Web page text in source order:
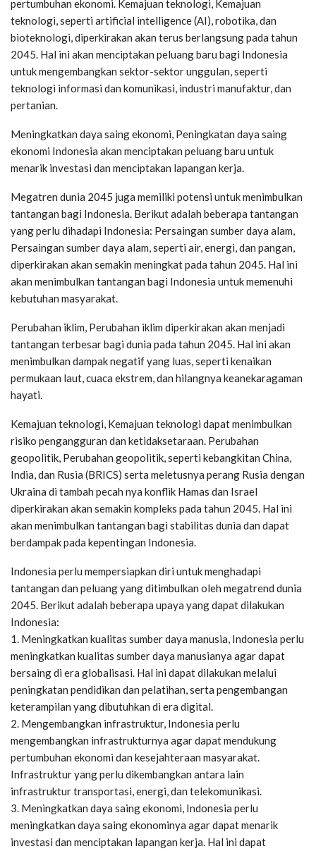
pertumbuhan ekonomi. Kemajuan teknologi, Kemajuan
teknologi, seperti artificial intelligence (AI), robotika, dan
bioteknologi, diperkirakan akan terus berlangsung pada tahun
2045. Hal ini akan menciptakan peluang baru bagi Indonesia
untuk mengembangkan sektor-sektor unggulan, seperti
teknologi informasi dan komunikasi, industri manufaktur, dan
pertanian.
Meningkatkan daya saing ekonomi, Peningkatan daya saing
ekonomi Indonesia akan menciptakan peluang baru untuk
menarik investasi dan menciptakan lapangan kerja.
Megatren dunia 2045 juga memiliki potensi untuk menimbulkan
tantangan bagi Indonesia. Berikut adalah beberapa tantangan
yang perlu dihadapi Indonesia: Persaingan sumber daya alam,
Persaingan sumber daya alam, seperti air, energi, dan pangan,
diperkirakan akan semakin meningkat pada tahun 2045. Hal ini
akan menimbulkan tantangan bagi Indonesia untuk memenuhi
kebutuhan masyarakat.
Perubahan iklim, Perubahan iklim diperkirakan akan menjadi
tantangan terbesar bagi dunia pada tahun 2045. Hal ini akan
menimbulkan dampak negatif yang luas, seperti kenaikan
permukaan laut, cuaca ekstrem, dan hilangnya keanekaragaman
hayati.
Kemajuan teknologi, Kemajuan teknologi dapat menimbulkan
risiko pengangguran dan ketidaksetaraan. Perubahan
geopolitik, Perubahan geopolitik, seperti kebangkitan China,
India, dan Rusia (BRICS) serta meletusnya perang Rusia dengan
Ukraina di tambah pecah nya konflik Hamas dan Israel
diperkirakan akan semakin kompleks pada tahun 2045. Hal ini
akan menimbulkan tantangan bagi stabilitas dunia dan dapat
berdampak pada kepentingan Indonesia.
Indonesia perlu mempersiapkan diri untuk menghadapi
tantangan dan peluang yang ditimbulkan oleh megatrend dunia
2045. Berikut adalah beberapa upaya yang dapat dilakukan
Indonesia:
1. Meningkatkan kualitas sumber daya manusia, Indonesia perlu
meningkatkan kualitas sumber daya manusianya agar dapat
bersaing di era globalisasi. Hal ini dapat dilakukan melalui
peningkatan pendidikan dan pelatihan, serta pengembangan
keterampilan yang dibutuhkan di era digital.
2. Mengembangkan infrastruktur, Indonesia perlu
mengembangkan infrastrukturnya agar dapat mendukung
pertumbuhan ekonomi dan kesejahteraan masyarakat.
Infrastruktur yang perlu dikembangkan antara lain
infrastruktur transportasi, energi, dan telekomunikasi.
3. Meningkatkan daya saing ekonomi, Indonesia perlu
meningkatkan daya saing ekonominya agar dapat menarik
investasi dan menciptakan lapangan kerja. Hal ini dapat